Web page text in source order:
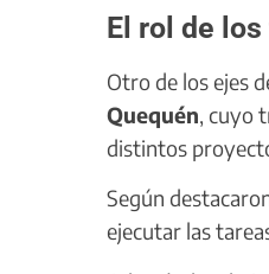
El rol de
Otro de los ejes
Quequén, cuyo
distintos
Según
ejecutar las